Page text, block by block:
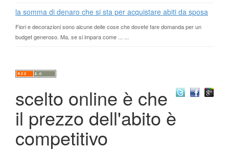
la somma di denaro che si sta per acquistare abiti da sposa
Fiori e decorazioni sono alcune delle cose che dovete fare domanda per un
budget generoso. Ma, se si impara come ... ...
scelto online è che
il prezzo dell'abito è
competitivo